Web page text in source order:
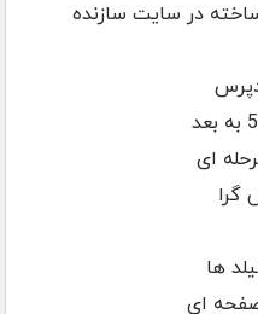
در سایت سازنده
ای
گرا
ها
صفحه ای